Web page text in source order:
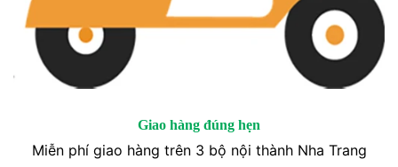
Giao hàng đúng hẹn
Miễn phí giao hàng trên 3 bộ nội thành Nha Trang